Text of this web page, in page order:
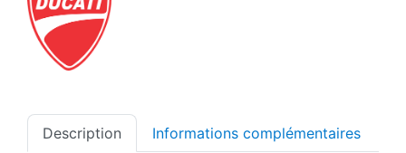
Description Informations complémentaires